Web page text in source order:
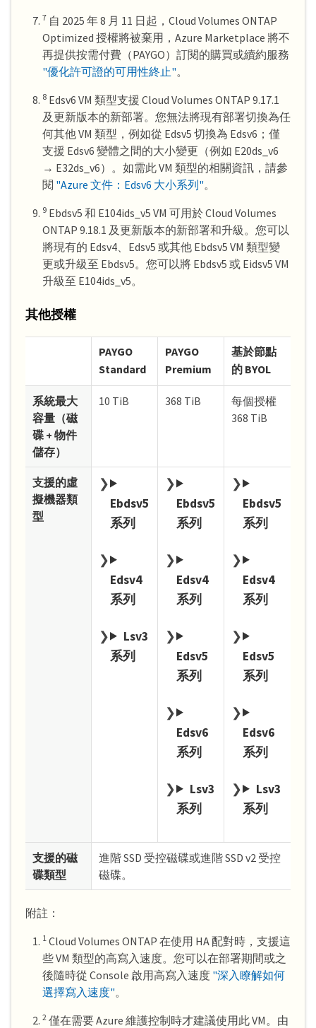
7 自 2025 年 8 月 11 日起，Cloud Volumes ONTAP
Optimized 授權將被棄用，Azure Marketplace 將不
再提供按需付費（PAYGO）訂閱的購買或續約服務
"優化許可證的可用性終止"。
8 Edsv6 VM 類型支援 Cloud Volumes ONTAP 9.17.1
及更新版本的新部署。您無法將現有部署切換為任
何其他 VM 類型，例如從 Edsv5 切換為 Edsv6；僅
支援 Edsv6 變體之間的大小變更（例如 E20ds_v6
→ E32ds_v6）。如需此 VM 類型的相關資訊，請參
閱 "Azure 文件：Edsv6 大小系列"。
9 Ebdsv5 和 E104ids_v5 VM 可用於 Cloud Volumes
ONTAP 9.18.1 及更新版本的新部署和升級。您可以
將現有的 Edsv4、Edsv5 或其他 Ebdsv5 VM 類型變
更或升級至 Ebdsv5。您可以將 Ebdsv5 或 Eidsv5 VM
升級至 E104ids_v5。
其他授權
PAYGO
Standard
PAYGO
Premium
基於節點
的 BYOL
系統最大
容量（磁
碟 + 物件
儲存）
10 TiB 368 TiB
每個授權
368 TiB
支援的虛
擬機器類
型
Ebdsv5
系列
Edsv4
系列
Lsv3
系列
Ebdsv5
系列
Edsv4
系列
Edsv5
系列
Edsv6
系列
Lsv3
系列
Ebdsv5
系列
Edsv4
系列
Edsv5
系列
Edsv6
系列
Lsv3
系列
支援的磁
碟類型
進階 SSD 受控磁碟或進階 SSD v2 受控
磁碟。
附註：
1 Cloud Volumes ONTAP 在使用 HA 配對時，支援這
些 VM 類型的高寫入速度。您可以在部署期間或之
後隨時從 Console 啟用高寫入速度 "深入瞭解如何
選擇寫入速度"。
2 僅在需要 Azure 維護控制時才建議使用此 VM。由